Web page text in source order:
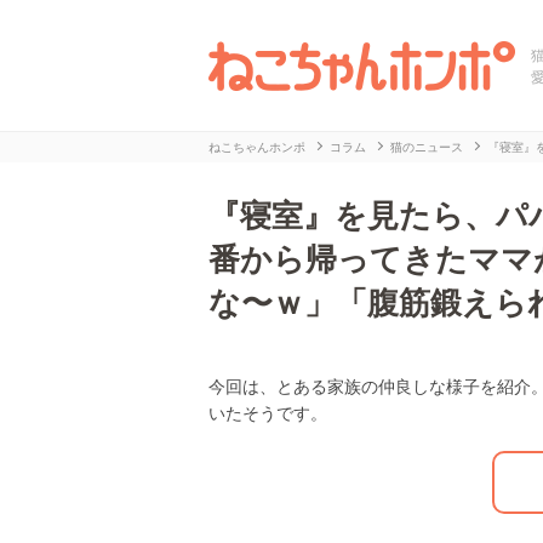
ねこちゃんホンポ コラム 猫のニュース 『寝室
『寝室』を見たら、
番から帰ってきたマ
な〜ｗ」「腹筋鍛えら
U
n
/
L
今回は、とある家族の仲良しな様子を紹介
いたそうです。